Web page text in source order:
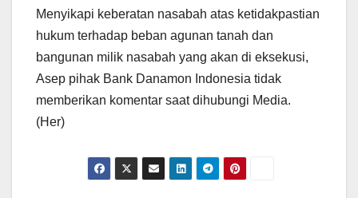
Menyikapi keberatan nasabah atas ketidakpastian
hukum terhadap beban agunan tanah dan
bangunan milik nasabah yang akan di eksekusi,
Asep pihak Bank Danamon Indonesia tidak
memberikan komentar saat dihubungi Media.
(Her)